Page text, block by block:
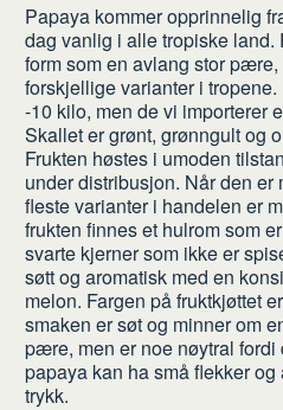
Papaya kommer opprinnelig
dag vanlig i alle tropiske land.
form som en avlang stor
forskjellige varianter i
-10 kilo, men de vi importerer
Skallet er grønt, grønngult og
Frukten høstes i umoden
under distribusjon. Når den er
fleste varianter i handelen er
frukten finnes et hulrom som
svarte kjerner som ikke er
søtt og aromatisk med en
melon. Fargen på fruktkjøttet
smaken er søt og minner om
pære, men er noe nøytral fordi
papaya kan ha små flekker
trykk.